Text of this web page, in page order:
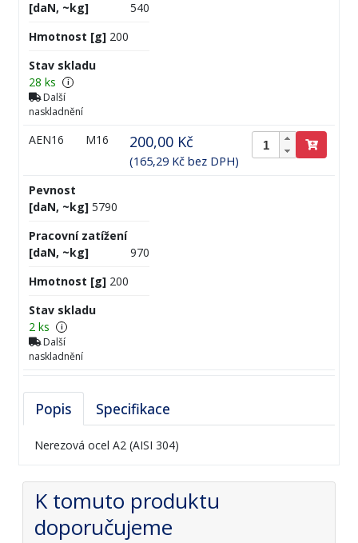
[daN, ~kg]
540
Hmotnost [g] 200
Stav skladu
28 ks
i
Další
naskladnění
AEN16 M16 200,00 Kč
(165,29 Kč bez DPH)
Pevnost
[daN, ~kg] 5790
Pracovní zatížení
[daN, ~kg]
970
Hmotnost [g] 200
Stav skladu
2 ks
i
Další
naskladnění
Popis Specifikace
Nerezová ocel A2 (AISI 304)
K tomuto produktu
doporučujeme